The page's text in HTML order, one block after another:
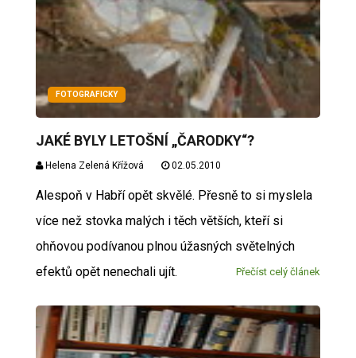
FOTOGRAFICKY
JAKÉ BYLY LETOŠNÍ „ČARODKY“?
Helena Zelená Křížová 02.05.2010
Alespoň v Habří opět skvělé. Přesně to si myslela
více než stovka malých i těch větších, kteří si
ohňovou podívanou plnou úžasných světelných
efektů opět nenechali ujít.
Přečíst celý článek